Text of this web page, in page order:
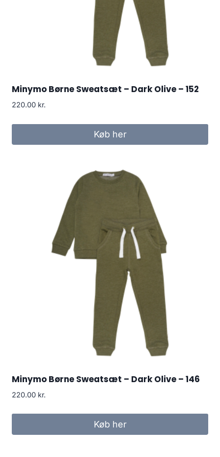
Minymo Børne Sweatsæt – Dark Olive – 152
220.00 kr.
Køb her
Minymo Børne Sweatsæt – Dark Olive – 146
220.00 kr.
Køb her